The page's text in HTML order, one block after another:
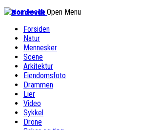
Bordevik Open Menu
Forsiden
Natur
Mennesker
Scene
Arkitektur
Eiendomsfoto
Drammen
Lier
Video
Sykkel
Drone